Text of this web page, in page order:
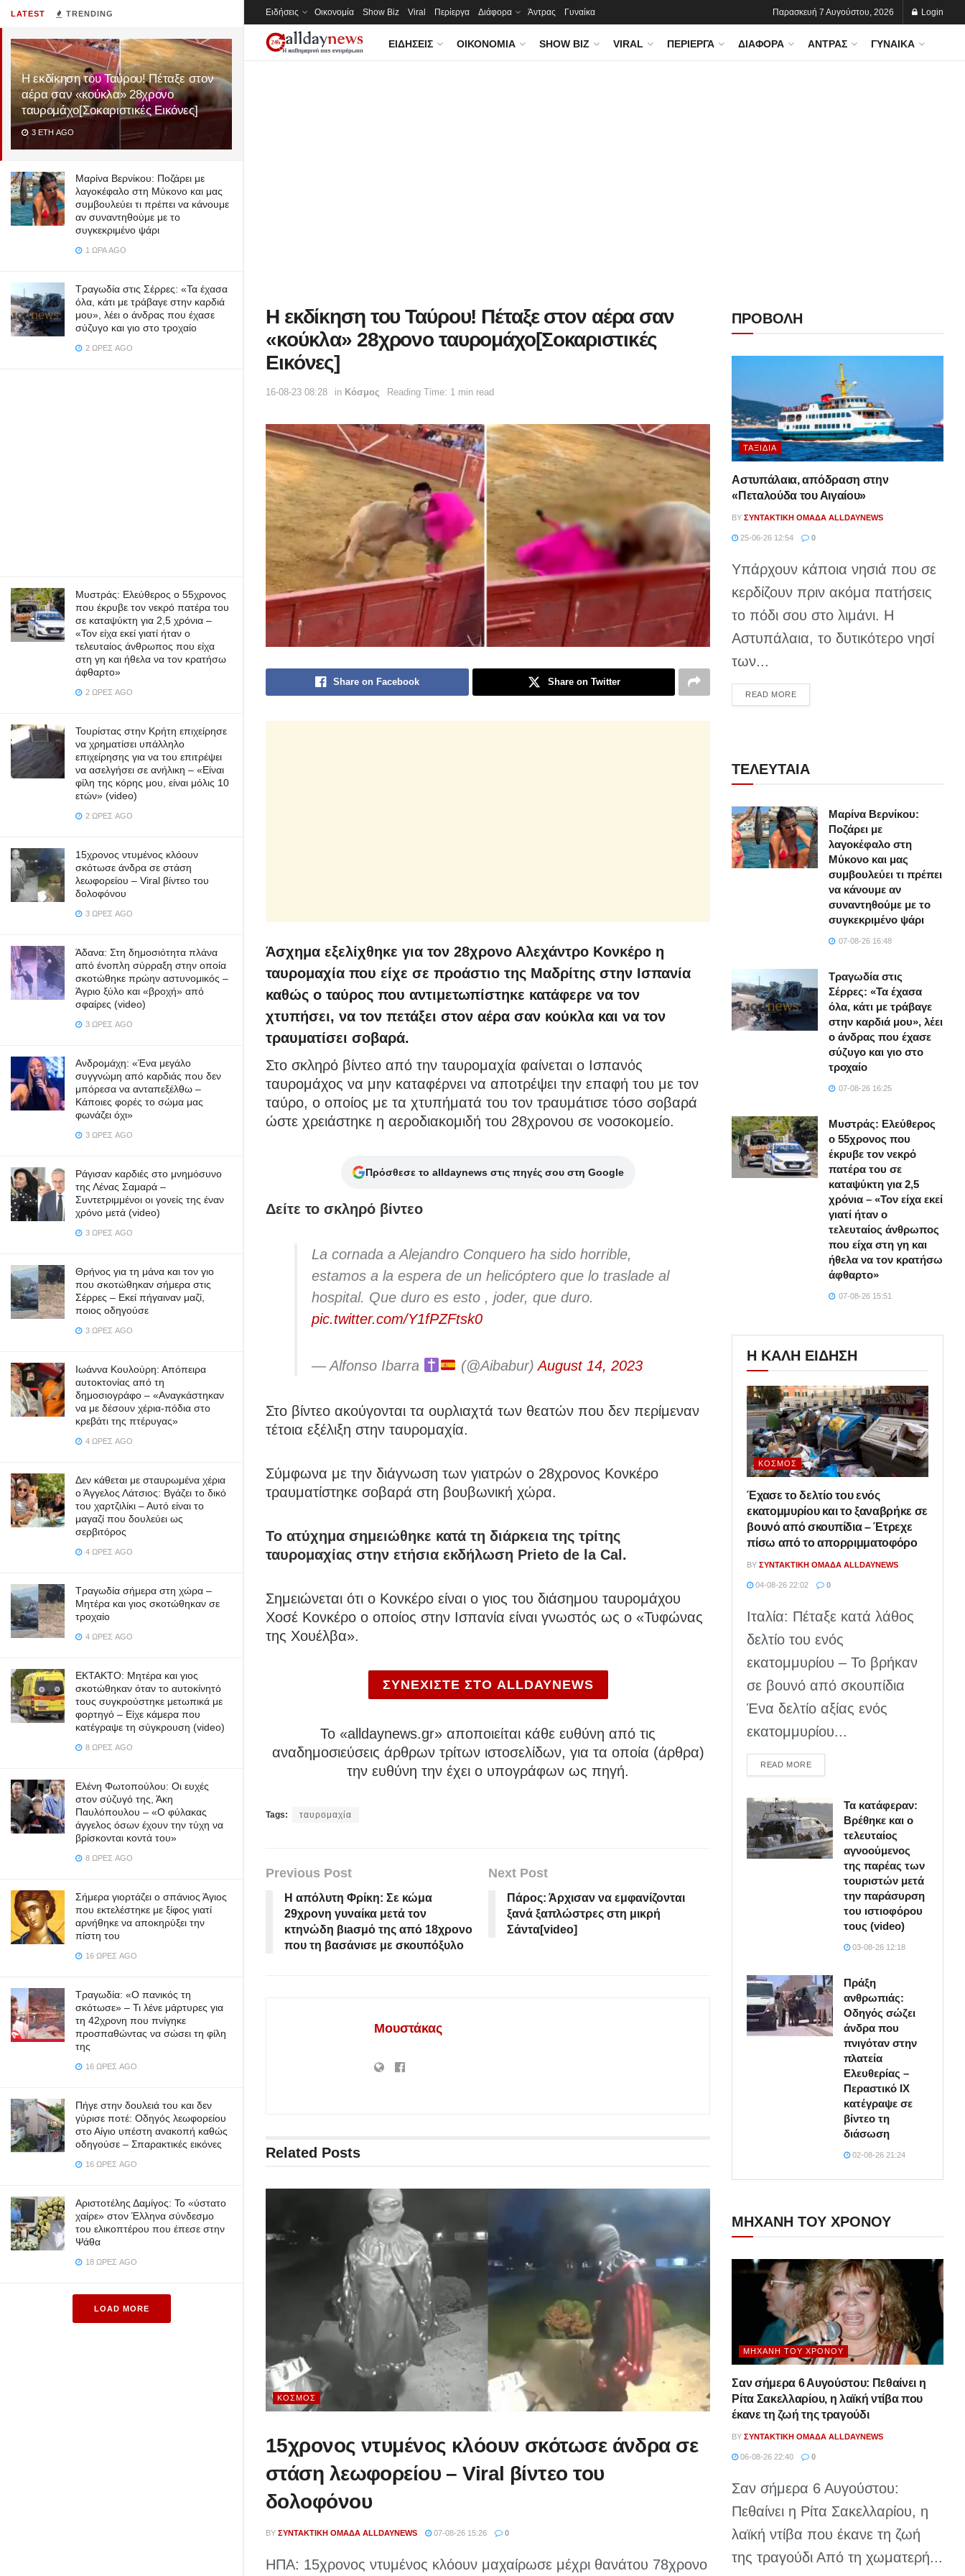
LATEST TRENDING
Η εκδίκηση του Ταύρου! Πέταξε στον
αέρα σαν «κούκλα» 28χρονο
ταυρομάχο[Σοκαριστικές Εικόνες]
3 ΈΤΗ AGO
Μαρίνα Βερνίκου: Ποζάρει με
λαγοκέφαλο στη Μύκονο και μας
συμβουλεύει τι πρέπει να κάνουμε
αν συναντηθούμε με το
συγκεκριμένο ψάρι
1 ΏΡΑ AGO
Τραγωδία στις Σέρρες: «Τα έχασα
όλα, κάτι με τράβαγε στην καρδιά
μου», λέει ο άνδρας που έχασε
σύζυγο και γιο στο τροχαίο
2 ΏΡΕΣ AGO
Μυστράς: Ελεύθερος ο 55χρονος
που έκρυβε τον νεκρό πατέρα του
σε καταψύκτη για 2,5 χρόνια –
«Τον είχα εκεί γιατί ήταν ο
τελευταίος άνθρωπος που είχα
στη γη και ήθελα να τον κρατήσω
άφθαρτο»
2 ΏΡΕΣ AGO
Τουρίστας στην Κρήτη επιχείρησε
να χρηματίσει υπάλληλο
επιχείρησης για να του επιτρέψει
να ασελγήσει σε ανήλικη – «Είναι
φίλη της κόρης μου, είναι μόλις 10
ετών» (video)
2 ΏΡΕΣ AGO
15χρονος ντυμένος κλόουν
σκότωσε άνδρα σε στάση
λεωφορείου – Viral βίντεο του
δολοφόνου
3 ΏΡΕΣ AGO
Άδανα: Στη δημοσιότητα πλάνα
από ένοπλη σύρραξη στην οποία
σκοτώθηκε πρώην αστυνομικός –
Άγριο ξύλο και «βροχή» από
σφαίρες (video)
3 ΏΡΕΣ AGO
Ανδρομάχη: «Ένα μεγάλο
συγγνώμη από καρδιάς που δεν
μπόρεσα να ανταπεξέλθω –
Κάποιες φορές το σώμα μας
φωνάζει όχι»
3 ΏΡΕΣ AGO
Ράγισαν καρδιές στο μνημόσυνο
της Λένας Σαμαρά –
Συντετριμμένοι οι γονείς της έναν
χρόνο μετά (video)
3 ΏΡΕΣ AGO
Θρήνος για τη μάνα και τον γιο
που σκοτώθηκαν σήμερα στις
Σέρρες – Εκεί πήγαιναν μαζί,
ποιος οδηγούσε
3 ΏΡΕΣ AGO
Ιωάννα Κουλούρη: Απόπειρα
αυτοκτονίας από τη
δημοσιογράφο – «Aναγκάστηκαν
να με δέσουν χέρια-πόδια στο
κρεβάτι της πτέρυγας»
4 ΏΡΕΣ AGO
Δεν κάθεται με σταυρωμένα χέρια
ο Άγγελος Λάτσιος: Βγάζει το δικό
του χαρτζιλίκι – Αυτό είναι το
μαγαζί που δουλεύει ως
σερβιτόρος
4 ΏΡΕΣ AGO
Τραγωδία σήμερα στη χώρα –
Μητέρα και γιος σκοτώθηκαν σε
τροχαίο
4 ΏΡΕΣ AGO
ΕΚΤΑΚΤΟ: Μητέρα και γιος
σκοτώθηκαν όταν το αυτοκίνητό
τους συγκρούστηκε μετωπικά με
φορτηγό – Είχε κάμερα που
κατέγραψε τη σύγκρουση (video)
8 ΏΡΕΣ AGO
Ελένη Φωτοπούλου: Οι ευχές
στον σύζυγό της, Άκη
Παυλόπουλου – «Ο φύλακας
άγγελος όσων έχουν την τύχη να
βρίσκονται κοντά του»
8 ΏΡΕΣ AGO
Σήμερα γιορτάζει ο σπάνιος Άγιος
που εκτελέστηκε με ξίφος γιατί
αρνήθηκε να αποκηρύξει την
πίστη του
16 ΏΡΕΣ AGO
Τραγωδία: «Ο πανικός τη
σκότωσε» – Τι λένε μάρτυρες για
τη 42χρονη που πνίγηκε
προσπαθώντας να σώσει τη φίλη
της
16 ΏΡΕΣ AGO
Πήγε στην δουλειά του και δεν
γύρισε ποτέ: Οδηγός λεωφορείου
στο Αίγιο υπέστη ανακοπή καθώς
οδηγούσε – Σπαρακτικές εικόνες
16 ΏΡΕΣ AGO
Αριστοτέλης Δαμίγος: Το «ύστατο
χαίρε» στον Έλληνα σύνδεσμο
του ελικοπτέρου που έπεσε στην
Ψάθα
18 ΏΡΕΣ AGO
LOAD MORE
Ειδήσεις Οικονομία Show Biz Viral Περίεργα Διάφορα Άντρας Γυναίκα Παρασκευή 7 Αυγούστου, 2026 Login
ΕΙΔΉΣΕΙΣ ΟΙΚΟΝΟΜΊΑ SHOW BIZ VIRAL ΠΕΡΊΕΡΓΑ ΔΙΆΦΟΡΑ ΆΝΤΡΑΣ ΓΥΝΑΊΚΑ
Η εκδίκηση του Ταύρου! Πέταξε στον αέρα σαν
«κούκλα» 28χρονο ταυρομάχο[Σοκαριστικές
Εικόνες]
16-08-23 08:28 in Κόσμος Reading Time: 1 min read
Share on Facebook Share on Twitter
Άσχημα εξελίχθηκε για τον 28χρονο Αλεχάντρο Κονκέρο η
ταυρομαχία που είχε σε προάστιο της Μαδρίτης στην Ισπανία
καθώς ο ταύρος που αντιμετωπίστηκε κατάφερε να τον
χτυπήσει, να τον πετάξει στον αέρα σαν κούκλα και να τον
τραυματίσει σοβαρά.
Στο σκληρό βίντεο από την ταυρομαχία φαίνεται ο Ισπανός
ταυρομάχος να μην καταφέρνει να αποτρέψει την επαφή του με τον
ταύρο, ο οποίος με τα χτυπήματά του τον τραυμάτισε τόσο σοβαρά
ώστε χρειάστηκε η αεροδιακομιδή του 28χρονου σε νοσοκομείο.
Πρόσθεσε το alldaynews στις πηγές σου στη Google
Δείτε το σκληρό βίντεο
La cornada a Alejandro Conquero ha sido horrible,
estamos a la espera de un helicóptero que lo traslade al
hospital. Que duro es esto , joder, que duro.
pic.twitter.com/Y1fPZFtsk0
— Alfonso Ibarra (@Aibabur)August 14, 2023
Στο βίντεο ακούγονται τα ουρλιαχτά των θεατών που δεν περίμεναν
τέτοια εξέλιξη στην ταυρομαχία.
Σύμφωνα με την διάγνωση των γιατρών ο 28χρονος Κονκέρο
τραυματίστηκε σοβαρά στη βουβωνική χώρα.
Το ατύχημα σημειώθηκε κατά τη διάρκεια της τρίτης
ταυρομαχίας στην ετήσια εκδήλωση Prieto de la Cal.
Σημειώνεται ότι ο Κονκέρο είναι ο γιος του διάσημου ταυρομάχου
Χοσέ Κονκέρο ο οποίος στην Ισπανία είναι γνωστός ως ο «Τυφώνας
της Χουέλβα».
ΣΥΝΕΧΙΣΤΕ ΣΤΟ ALLDAYNEWS
To «alldaynews.gr» αποποιείται κάθε ευθύνη από τις
αναδημοσιεύσεις άρθρων τρίτων ιστοσελίδων, για τα οποία (άρθρα)
την ευθύνη την έχει ο υπογράφων ως πηγή.
Tags: ταυρομαχία
Previous Post
Η απόλυτη Φρίκη: Σε κώμα
29χρονη γυναίκα μετά τον
κτηνώδη βιaσμό της από 18χρονο
που τη βασάνισε με σκουπόξυλο
Next Post
Πάρος: Άρχισαν να εμφανίζονται
ξανά ξαπλώστρες στη μικρή
Σάντα[video]
Μουστάκας
Related Posts
ΚΌΣΜΟΣ
15χρονος ντυμένος κλόουν σκότωσε άνδρα σε
στάση λεωφορείου – Viral βίντεο του
δολοφόνου
BY ΣΥΝΤΑΚΤΙΚΉ ΟΜΆΔΑ ALLDAYNEWS 07-08-26 15:26 0
ΗΠΑ: 15χρονος ντυμένος κλόουν μαχαίρωσε μέχρι θανάτου 78χρονο
ΠΡΟΒΟΛΗ
ΤΑΞΊΔΙΑ
Αστυπάλαια, απόδραση στην
«Πεταλούδα του Αιγαίου»
BY ΣΥΝΤΑΚΤΙΚΉ ΟΜΆΔΑ ALLDAYNEWS
25-06-26 12:54 0
Υπάρχουν κάποια νησιά που σε
κερδίζουν πριν ακόμα πατήσεις
το πόδι σου στο λιμάνι. Η
Αστυπάλαια, το δυτικότερο νησί
των...
READ MOREDETAILS
ΤΕΛΕΥΤΑΙΑ
Μαρίνα Βερνίκου:
Ποζάρει με
λαγοκέφαλο στη
Μύκονο και μας
συμβουλεύει τι πρέπει
να κάνουμε αν
συναντηθούμε με το
συγκεκριμένο ψάρι
07-08-26 16:48
Τραγωδία στις
Σέρρες: «Τα έχασα
όλα, κάτι με τράβαγε
στην καρδιά μου», λέει
ο άνδρας που έχασε
σύζυγο και γιο στο
τροχαίο
07-08-26 16:25
Μυστράς: Ελεύθερος
ο 55χρονος που
έκρυβε τον νεκρό
πατέρα του σε
καταψύκτη για 2,5
χρόνια – «Τον είχα εκεί
γιατί ήταν ο
τελευταίος άνθρωπος
που είχα στη γη και
ήθελα να τον κρατήσω
άφθαρτο»
07-08-26 15:51
Η ΚΑΛΗ ΕΙΔΗΣΗ
ΚΌΣΜΟΣ
Έχασε το δελτίο του ενός
εκατομμυρίου και το ξαναβρήκε σε
βουνό από σκουπίδια – Έτρεχε
πίσω από το απορριμματοφόρο
BY ΣΥΝΤΑΚΤΙΚΉ ΟΜΆΔΑ ALLDAYNEWS
04-08-26 22:02 0
Ιταλία: Πέταξε κατά λάθος
δελτίο του ενός
εκατομμυρίου – Το βρήκαν
σε βουνό από σκουπίδια
Ένα δελτίο αξίας ενός
εκατομμυρίου...
READ MOREDETAILS
Τα κατάφεραν:
Βρέθηκε και ο
τελευταίος
αγνοούμενος
της παρέας των
τουριστών μετά
την παράσυρση
του ιστιοφόρου
τους (video)
03-08-26 12:18
Πράξη
ανθρωπιάς:
Οδηγός σώζει
άνδρα που
πνιγόταν στην
πλατεία
Ελευθερίας –
Περαστικό ΙΧ
κατέγραψε σε
βίντεο τη
διάσωση
02-08-26 21:24
ΜΗΧΑΝΗ ΤΟΥ ΧΡΟΝΟΥ
ΜΗΧΑΝΉ ΤΟΥ ΧΡΌΝΟΥ
Σαν σήμερα 6 Αυγούστου: Πεθαίνει η
Ρίτα Σακελλαρίου, η λαϊκή ντίβα που
έκανε τη ζωή της τραγούδι
BY ΣΥΝΤΑΚΤΙΚΉ ΟΜΆΔΑ ALLDAYNEWS
06-08-26 22:40 0
Σαν σήμερα 6 Αυγούστου:
Πεθαίνει η Ρίτα Σακελλαρίου, η
λαϊκή ντίβα που έκανε τη ζωή
της τραγούδι Από τη χωματερή...